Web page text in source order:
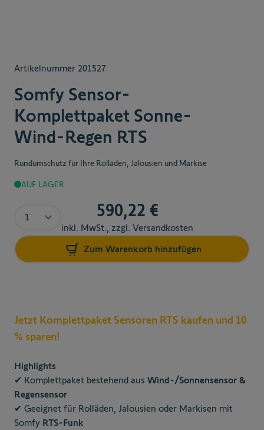
Artikelnummer 201527
Somfy Sensor-
Komplettpaket Sonne-
Wind-Regen RTS
Rundumschutz für Ihre Rolläden, Jalousien und Markise
AUF LAGER
The price depends on the chosen options
590,22 €
inkl. MwSt., zzgl. Versandkosten
Zum Warenkorb hinzufügen
Jetzt Komplettpaket Sensoren RTS kaufen und 10
% sparen!
Highlights
✔ Komplettpaket bestehend aus Wind-/Sonnensensor &
Regensensor
✔ Geeignet für Rolläden, Jalousien oder Markisen mit
Somfy RTS-Funk